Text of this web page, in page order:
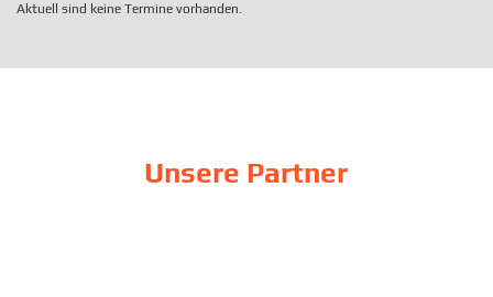
Aktuell sind keine Termine vorhanden.
Unsere Partner